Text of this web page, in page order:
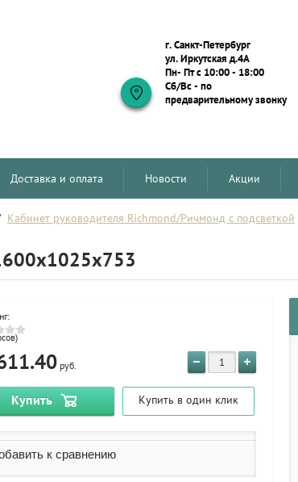
г. Санкт-Петербург
ул. Иркутская д.4А
Пн- Пт с 10:00 - 18:00
Сб/Вс - по
предварительному звонку
Доставка и оплата Новости Акции
Кабинет руководителя Richmond/Ричмонд с подсветкой
руб.
Купить Купить в один клик
к сравнению